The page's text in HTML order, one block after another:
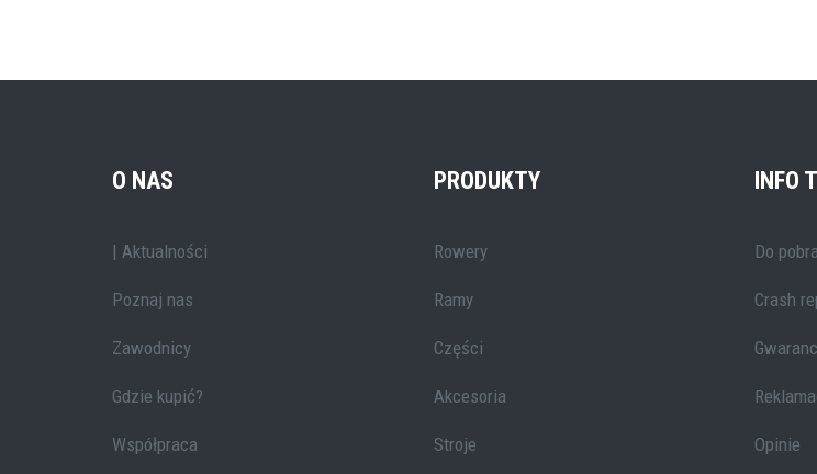
O NAS
| Aktualności
Poznaj nas
Zawodnicy
Gdzie kupić?
Współpraca
PRODUKTY
Rowery
Ramy
Części
Akcesoria
Stroje
INFO
Do
Crash
Opinie